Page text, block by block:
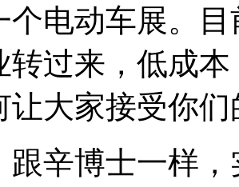
个电动车展。
转过来，低成
让大家接受你
跟辛博士一样